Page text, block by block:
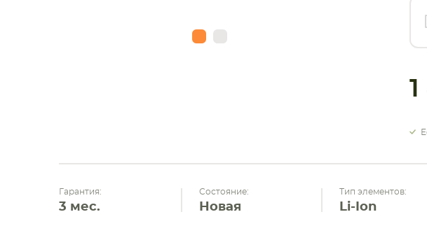
Гарантия:
3 мес.
Состояние:
Новая
Тип элементов:
Li-Ion